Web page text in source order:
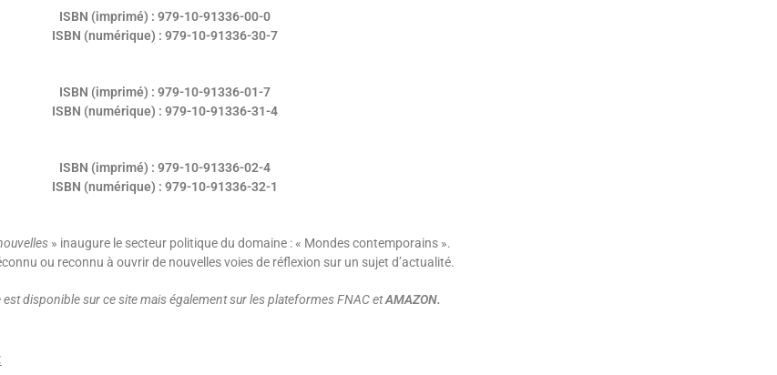
ISBN (imprimé) : 979-10-91336-00-0
ISBN (numérique) : 979-10-91336-30-7
ISBN (imprimé) : 979-10-91336-01-7
ISBN (numérique) : 979-10-91336-31-4
ISBN (imprimé) : 979-10-91336-02-4
ISBN (numérique) : 979-10-91336-32-1
» inaugure le secteur politique du domaine : « Mondes contemporains ».
ou reconnu à ouvrir de nouvelles voies de réflexion sur un sujet d’actualité.
est disponible sur ce site mais également sur les plateformes FNAC etAMAZON.